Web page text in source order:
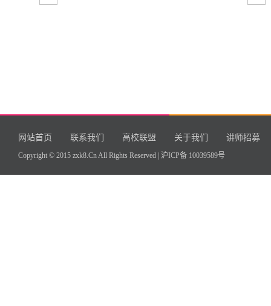
网站首页 联系我们 高校联盟 关于我们 讲师招募
Copyright © 2015 zxk8.Cn All Rights Reserved | 沪ICP备 10039589号